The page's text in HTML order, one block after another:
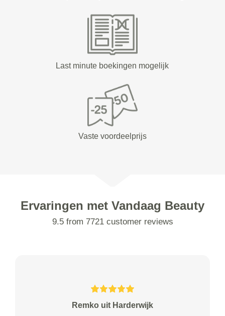
Last minute boekingen mogelijk
Vaste voordeelprijs
Ervaringen met Vandaag Beauty
9.5 from 7721 customer reviews
Remko uit Harderwijk